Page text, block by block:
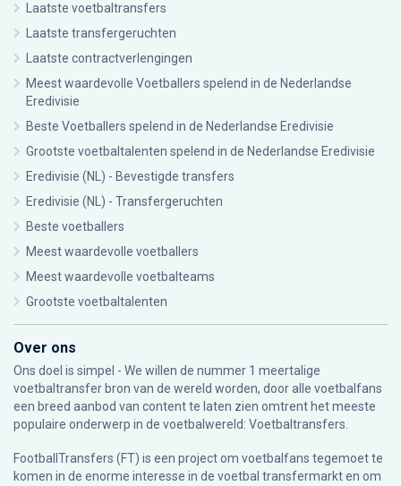
Laatste voetbaltransfers
Laatste transfergeruchten
Laatste contractverlengingen
Meest waardevolle Voetballers spelend in de Nederlandse
Eredivisie
Beste Voetballers spelend in de Nederlandse Eredivisie
Grootste voetbaltalenten spelend in de Nederlandse Eredivisie
Eredivisie (NL) - Bevestigde transfers
Eredivisie (NL) - Transfergeruchten
Beste voetballers
Meest waardevolle voetballers
Meest waardevolle voetbalteams
Grootste voetbaltalenten
Over ons
Ons doel is simpel - We willen de nummer 1 meertalige
voetbaltransfer bron van de wereld worden, door alle voetbalfans
een breed aanbod van content te laten zien omtrent het meeste
populaire onderwerp in de voetbalwereld: Voetbaltransfers.
FootballTransfers (FT) is een project om voetbalfans tegemoet te
komen in de enorme interesse in de voetbal transfermarkt en om